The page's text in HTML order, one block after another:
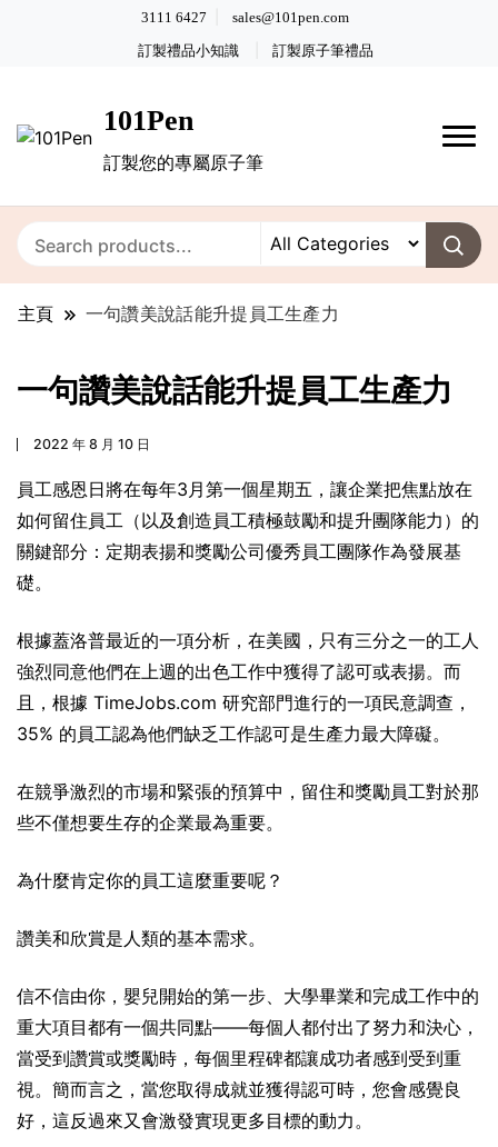
3111 6427 sales@101pen.com
訂製禮品小知識 訂製原子筆禮品
101Pen
訂製您的專屬原子筆
主頁 一句讚美說話能升提員工生產力
一句讚美說話能升提員工生產力
2022 年 8 月 10 日
員工感恩日將在每年3月第一個星期五，讓企業把焦點放在
如何留住員工（以及創造員工積極鼓勵和提升團隊能力）的
關鍵部分：定期表揚和獎勵公司優秀員工團隊作為發展基
礎。
根據蓋洛普最近的一項分析，在美國，只有三分之一的工人
強烈同意他們在上週的出色工作中獲得了認可或表揚。而
且，根據 TimeJobs.com 研究部門進行的一項民意調查，
35% 的員工認為他們缺乏工作認可是生產力最大障礙。
在競爭激烈的市場和緊張的預算中，留住和獎勵員工對於那
些不僅想要生存的企業最為重要。
為什麼肯定你的員工這麼重要呢？
讚美和欣賞是人類的基本需求。
信不信由你，嬰兒開始的第一步、大學畢業和完成工作中的
重大項目都有一個共同點——每個人都付出了努力和決心，
當受到讚賞或獎勵時，每個里程碑都讓成功者感到受到重
視。簡而言之，當您取得成就並獲得認可時，您會感覺良
好，這反過來又會激發實現更多目標的動力。